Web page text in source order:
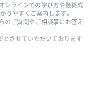
ンラインでの学び方や最終成
りやすくご案内します。
のご質問やご相談事にお答え
させていただいております